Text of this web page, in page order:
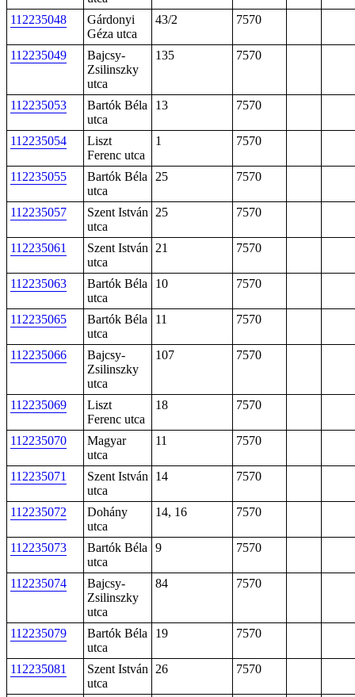
112235048
Gárdonyi
Géza utca
43/2 7570
112235049
Bajcsy-
Zsilinszky
utca
135 7570
112235053
Bartók Béla
utca
13 7570
112235054
Liszt
Ferenc utca
1 7570
112235055
Bartók Béla
utca
25 7570
112235057
Szent István
utca
25 7570
112235061
Szent István
utca
21 7570
112235063
Bartók Béla
utca
10 7570
112235065
Bartók Béla
utca
11 7570
112235066
Bajcsy-
Zsilinszky
utca
107 7570
112235069
Liszt
Ferenc utca
18 7570
112235070
Magyar
utca
11 7570
112235071
Szent István
utca
14 7570
112235072
Dohány
utca
14, 16 7570
112235073
Bartók Béla
utca
9 7570
112235074
Bajcsy-
Zsilinszky
utca
84 7570
112235079
Bartók Béla
utca
19 7570
112235081
Szent István
utca
26 7570